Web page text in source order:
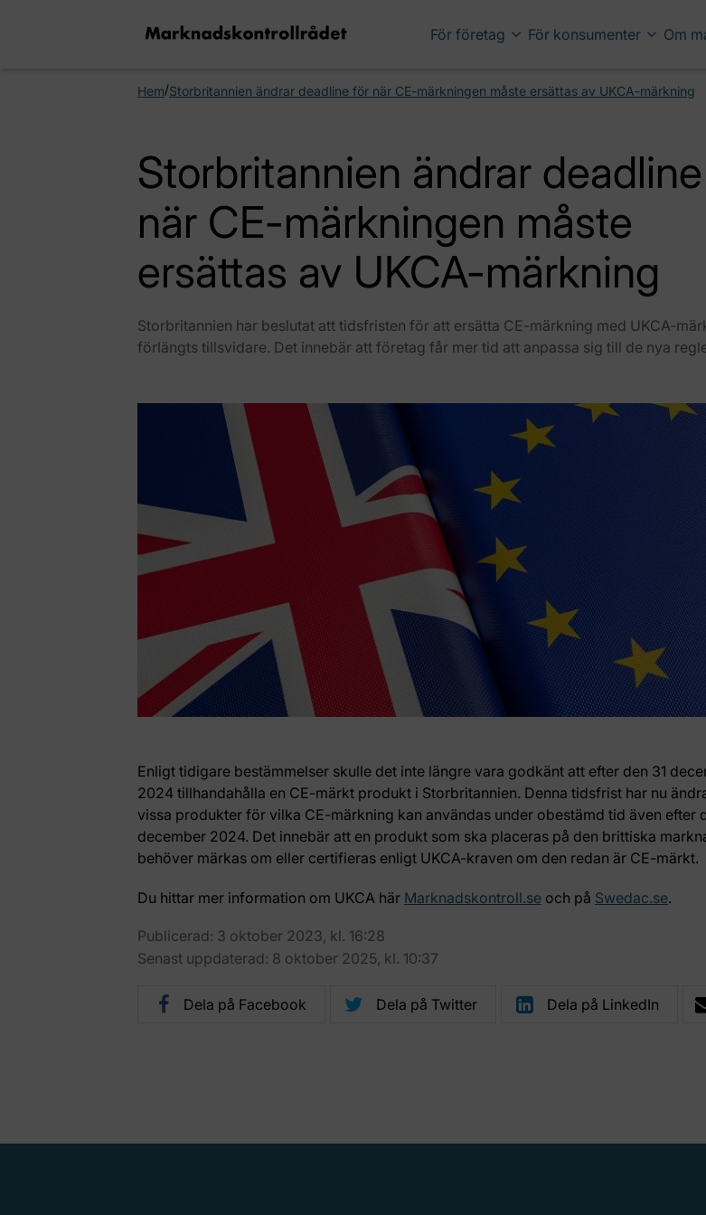
För företag För konsumenter Om
Hem/Storbritannien ändrar deadline för när CE-märkningen måste ersättas av UKCA-märkning
Storbritannien ändrar
när CE-märkningen måste
ersättas av UKCA-märkning
Storbritannien har beslutat att tidsfristen för att ersätta CE-märkning med UKCA-
förlängts tillsvidare. Det innebär att företag får mer tid att anpassa sig till de nya
Enligt tidigare bestämmelser skulle det inte längre vara godkänt att efter den 31
2024 tillhandahålla en CE-märkt produkt i Storbritannien. Denna tidsfrist har nu
vissa produkter för vilka CE-märkning kan användas under obestämd tid även efter
december 2024. Det innebär att en produkt som ska placeras på den brittiska
behöver märkas om eller certifieras enligt UKCA-kraven om den redan är CE-märkt.
Du hittar mer information om UKCA här Marknadskontroll.se och på Swedac.se.
Publicerad: 3 oktober 2023, kl. 16:28
Senast uppdaterad: 8 oktober 2025, kl. 10:37
Dela på Facebook Dela på Twitter Dela på LinkedIn